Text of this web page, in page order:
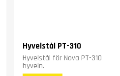
Hyvelstål PT-310
Hyvelstål för Nova PT-310
hyveln.